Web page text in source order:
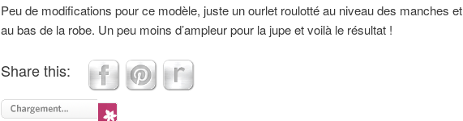
Peu de modifications pour ce modèle, juste un ourlet roulotté au niveau des manches et
au bas de la robe. Un peu moins d’ampleur pour la jupe et voilà le résultat !
Share this: